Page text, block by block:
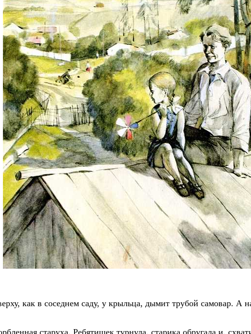
как в соседнем саду, у крыльца, дымит трубой самовар. А